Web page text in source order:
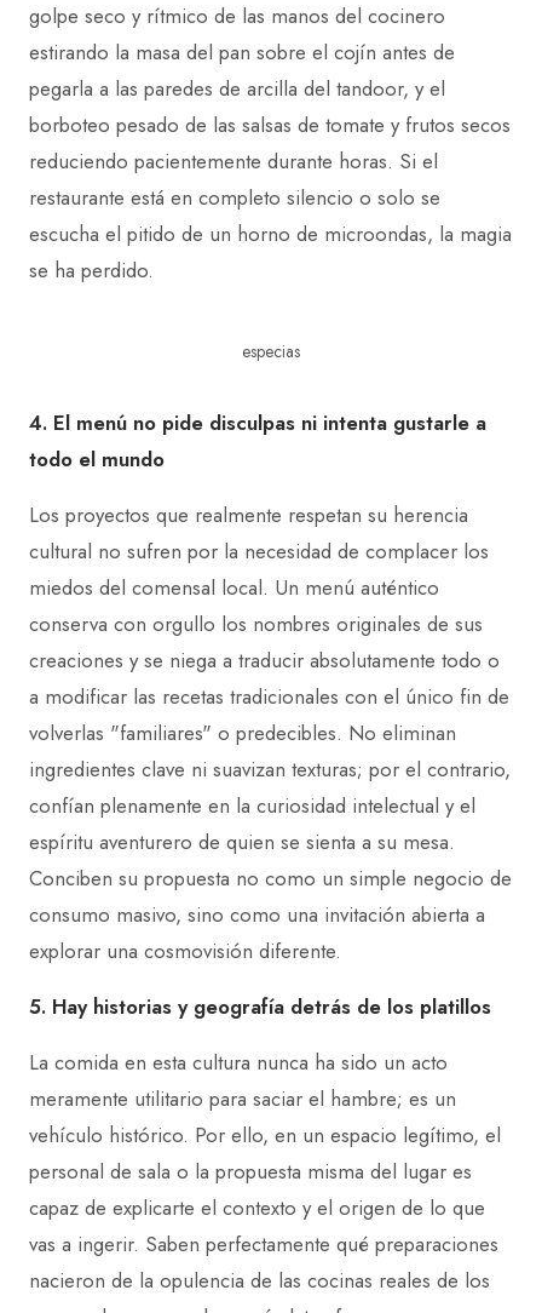
golpe seco y rítmico de las manos del cocinero
estirando la masa del pan sobre el cojín antes de
pegarla a las paredes de arcilla del tandoor, y el
borboteo pesado de las salsas de tomate y frutos secos
reduciendo pacientemente durante horas. Si el
restaurante está en completo silencio o solo se
escucha el pitido de un horno de microondas, la magia
se ha perdido.
especias
4. El menú no pide disculpas ni intenta gustarle a
todo el mundo
Los proyectos que realmente respetan su herencia
cultural no sufren por la necesidad de complacer los
miedos del comensal local. Un menú auténtico
conserva con orgullo los nombres originales de sus
creaciones y se niega a traducir absolutamente todo o
a modificar las recetas tradicionales con el único fin de
volverlas "familiares" o predecibles. No eliminan
ingredientes clave ni suavizan texturas; por el contrario,
confían plenamente en la curiosidad intelectual y el
espíritu aventurero de quien se sienta a su mesa.
Conciben su propuesta no como un simple negocio de
consumo masivo, sino como una invitación abierta a
explorar una cosmovisión diferente.
5. Hay historias y geografía detrás de los platillos
La comida en esta cultura nunca ha sido un acto
meramente utilitario para saciar el hambre; es un
vehículo histórico. Por ello, en un espacio legítimo, el
personal de sala o la propuesta misma del lugar es
capaz de explicarte el contexto y el origen de lo que
vas a ingerir. Saben perfectamente qué preparaciones
nacieron de la opulencia de las cocinas reales de los